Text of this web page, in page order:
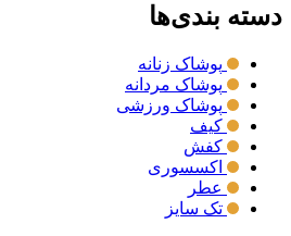
دسته بندی‌ها
پوشاک زنانه
پوشاک مردانه
پوشاک ورزشی
کیف
کفش
اکسسوری
عطر
تک سایز